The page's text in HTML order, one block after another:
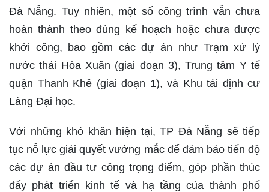
Đà Nẵng. Tuy nhiên, một số công trình vẫn chưa
hoàn thành theo đúng kế hoạch hoặc chưa được
khởi công, bao gồm các dự án như Trạm xử lý
nước thải Hòa Xuân (giai đoạn 3), Trung tâm Y tế
quận Thanh Khê (giai đoạn 1), và Khu tái định cư
Làng Đại học.
Với những khó khăn hiện tại, TP Đà Nẵng sẽ tiếp
tục nỗ lực giải quyết vướng mắc để đảm bảo tiến độ
các dự án đầu tư công trọng điểm, góp phần thúc
đẩy phát triển kinh tế và hạ tầng của thành phố